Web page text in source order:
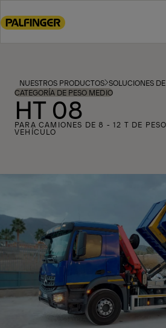
to
footer
content
NUESTROS PRODUCTOS SOLUCIONES
CATEGORÍA DE PESO MEDIO
HT 08
PARA CAMIONES DE 8 - 12 T DE
VEHÍCULO